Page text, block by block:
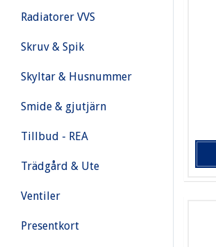
Radiatorer VVS
Skruv & Spik
Skyltar & Husnummer
Smide & gjutjärn
Tillbud - REA
Trädgård & Ute
Ventiler
Presentkort